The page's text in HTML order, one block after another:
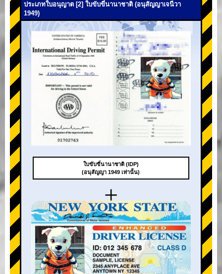
ประเภทใบอนุญาต [2] ใบขับขี่นานาชาติ (อนุสัญญาเจนีวา
1949)
+
ใบขับขี่นานาชาติ (IDP)
(อนุสัญญา 1949 เท่านั้น)